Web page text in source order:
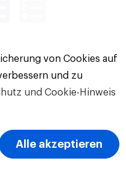
von Cookies auf
und zu
und Cookie-Hinweis
Alle akzeptieren